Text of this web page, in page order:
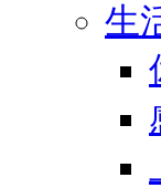
生